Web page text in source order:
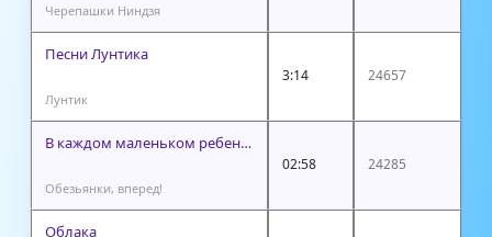
Черепашки Ниндзя
Песни Лунтика
Лунтик
3:14 24657
В каждом маленьком ребенке
Обезьянки, вперед!
02:58 24285
Облака